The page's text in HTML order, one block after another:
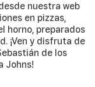
nuestra web
en pizzas,
horno, preparados
¡Ven y disfruta de
de los
Johns!